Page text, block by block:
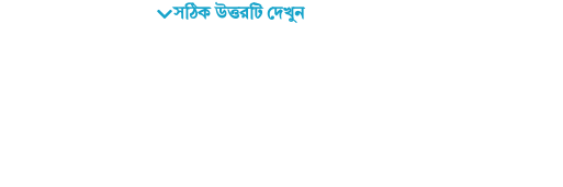
Correct Answer : B
সঠিক উত্তরটি দেখুন